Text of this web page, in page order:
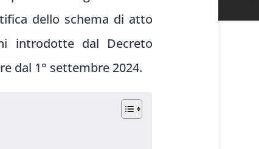
dello schema di atto
introdotte dal Decreto
dal 1° settembre 2024.